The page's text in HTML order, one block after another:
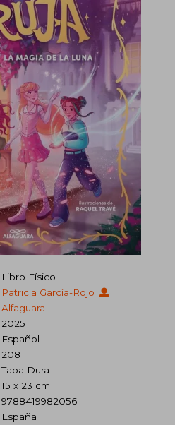
Libro Físico
Patricia García-Rojo
Alfaguara
2025
Español
208
Tapa Dura
15 x 23 cm
9788419982056
España